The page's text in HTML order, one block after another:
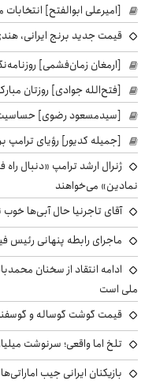
[امیرعلی ابوالفتح]
قیمت جدید برنج ایرانی،
[ارمغان زمان‌فشمی]
[فتح‌الله جوادی] روزتان
[سیدمسعود رضوی]
[جمیله کدیور] رؤیای ترامپ
ژنرال ارشد ترامپ «دنبال
نمادین» می‌خواهند
آقای تاجرنیا حال آبی‌ها خوب
ماجرای رابطه پنهانی رئیس
ادامه انتقاد از سخنان
ملی است
قیمت گوشت گوساله و گوسفند امروز شنبه
تلخ اما واقعی؛ سرنوشت
بازیکنان ایرانی جیب